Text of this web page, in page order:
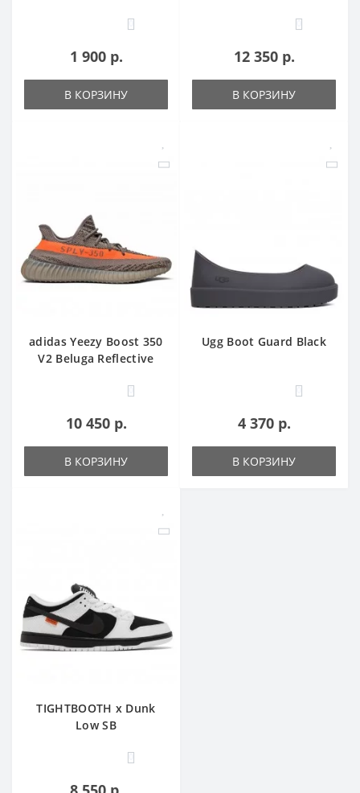
0
1 900 р.
В КОРЗИНУ
0
12 350 р.
В КОРЗИНУ
adidas Yeezy Boost 350
V2 Beluga Reflective
0
10 450 р.
В КОРЗИНУ
Ugg Boot Guard Black
0
4 370 р.
В КОРЗИНУ
TIGHTBOOTH x Dunk
Low SB
0